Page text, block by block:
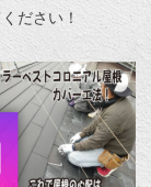
ださい！